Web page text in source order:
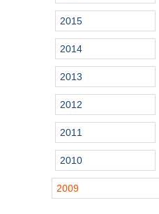
2015
2014
2013
2012
2011
2010
2009